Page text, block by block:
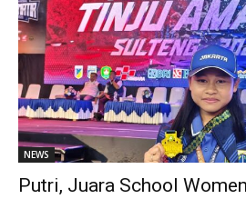
NEWS
Putri, Juara School